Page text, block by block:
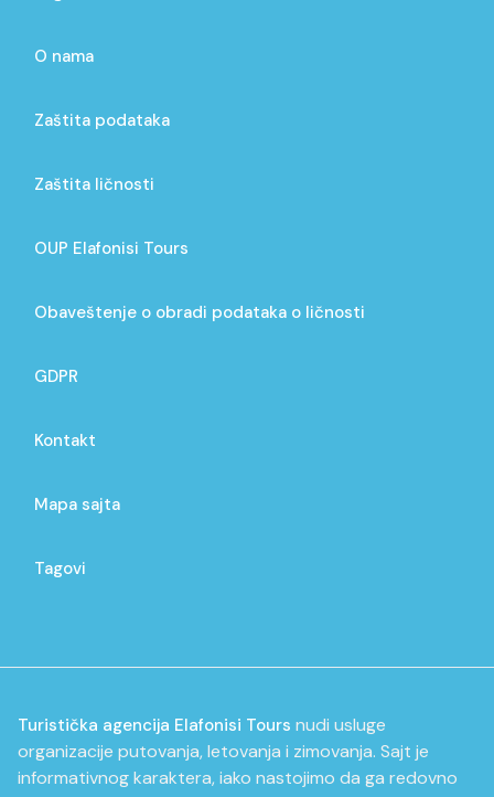
O nama
Zaštita podataka
Zaštita ličnosti
OUP Elafonisi Tours
Obaveštenje o obradi podataka o ličnosti
GDPR
Kontakt
Mapa sajta
Tagovi
Turistička agencija Elafonisi Tours nudi usluge
organizacije putovanja, letovanja i zimovanja. Sajt je
informativnog karaktera, iako nastojimo da ga redovno